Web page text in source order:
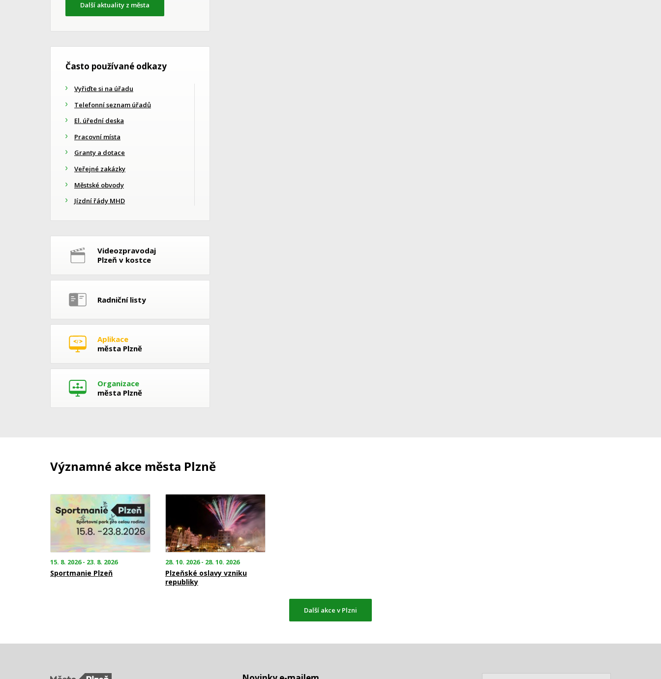
Další aktuality z města
Často používané odkazy
Vyřiďte si na úřadu
Telefonní seznam úřadů
El. úřední deska
Pracovní místa
Granty a dotace
Veřejné zakázky
Městské obvody
Jízdní řády MHD
Videozpravodaj
Plzeň v kostce
Radniční listy
Aplikace
města Plzně
Organizace
města Plzně
Významné akce města Plzně
15. 8. 2026 - 23. 8. 2026
Sportmanie Plzeň
28. 10. 2026 - 28. 10. 2026
Plzeňské oslavy vzniku
republiky
Další akce v Plzni